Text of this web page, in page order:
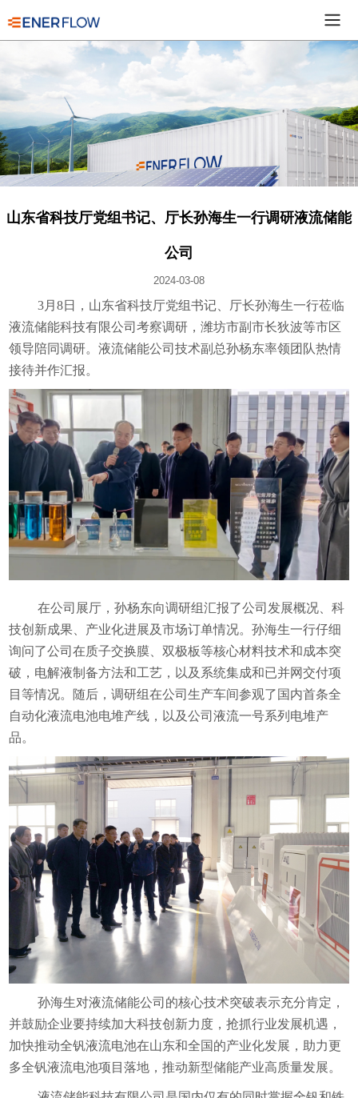
山东省科技厅党组书记、厅长孙海生一行调研液流储能
公司
2024-03-08
3月8日，山东省科技厅党组书记、厅长孙海生一行莅临
液流储能科技有限公司考察调研，潍坊市副市长狄波等市区
领导陪同调研。液流储能公司技术副总孙杨东率领团队热情
接待并作汇报。
在公司展厅，孙杨东向调研组汇报了公司发展概况、科
技创新成果、产业化进展及市场订单情况。孙海生一行仔细
询问了公司在质子交换膜、双极板等核心材料技术和成本突
破，电解液制备方法和工艺，以及系统集成和已并网交付项
目等情况。随后，调研组在公司生产车间参观了国内首条全
自动化液流电池电堆产线，以及公司液流一号系列电堆产
品。
孙海生对液流储能公司的核心技术突破表示充分肯定，
并鼓励企业要持续加大科技创新力度，抢抓行业发展机遇，
加快推动全钒液流电池在山东和全国的产业化发展，助力更
多全钒液流电池项目落地，推动新型储能产业高质量发展。